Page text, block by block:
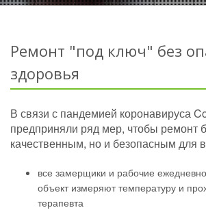
Ремонт "под ключ" без
здоровья
В связи с пандемией коронавируса
предприняли ряд мер, чтобы ремонт
качественным, но и безопасным для
все замерщики и рабочие
объект измеряют температуру и
терапевта